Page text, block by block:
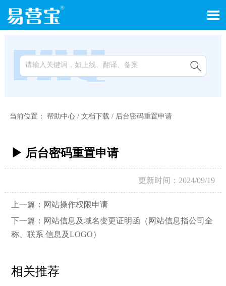


当前位置： 帮助中心/ 文档下载 / 后台密码重置申请
▶ 后台密码重置申请
更新时间：2024/09/19
上一篇： 网站操作权限申请
下一篇： 网站信息及域名变更证明函（网站信息指公司全
称、联系 信息及LOGO）
相关推荐